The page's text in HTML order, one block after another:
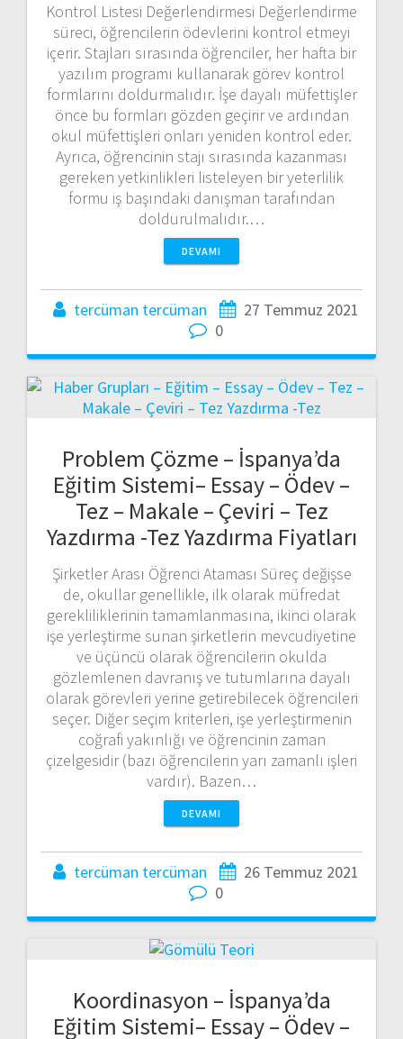
Kontrol Listesi Değerlendirmesi Değerlendirme
süreci, öğrencilerin ödevlerini kontrol etmeyi
içerir. Stajları sırasında öğrenciler, her hafta bir
yazılım programı kullanarak görev kontrol
formlarını doldurmalıdır. İşe dayalı müfettişler
önce bu formları gözden geçirir ve ardından
okul müfettişleri onları yeniden kontrol eder.
Ayrıca, öğrencinin stajı sırasında kazanması
gereken yetkinlikleri listeleyen bir yeterlilik
formu iş başındaki danışman tarafından
doldurulmalıdır.…
DEVAMI
tercüman tercüman
27 Temmuz 2021
0
Problem Çözme – İspanya’da
Eğitim Sistemi– Essay – Ödev –
Tez – Makale – Çeviri – Tez
Yazdırma -Tez Yazdırma Fiyatları
Şirketler Arası Öğrenci Ataması Süreç değişse
de, okullar genellikle, ilk olarak müfredat
gerekliliklerinin tamamlanmasına, ikinci olarak
işe yerleştirme sunan şirketlerin mevcudiyetine
ve üçüncü olarak öğrencilerin okulda
gözlemlenen davranış ve tutumlarına dayalı
olarak görevleri yerine getirebilecek öğrencileri
seçer. Diğer seçim kriterleri, işe yerleştirmenin
coğrafi yakınlığı ve öğrencinin zaman
çizelgesidir (bazı öğrencilerin yarı zamanlı işleri
vardır). Bazen…
DEVAMI
tercüman tercüman
26 Temmuz 2021
0
Koordinasyon – İspanya’da
Eğitim Sistemi– Essay – Ödev –